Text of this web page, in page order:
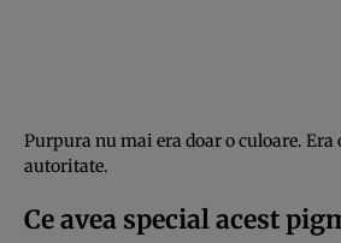
Purpura nu mai era doar o culoare. Era
autoritate.
Ce avea special acest